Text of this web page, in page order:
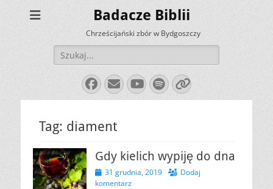
Badacze Biblii
Chrześcijański zbór w Bydgoszczy
Szukaj:
Facebook
E-
mail
YouTube
Spotify
Link
Tag: diament
Gdy kielich wypiję do dna
Opublikowano
31 grudnia, 2019
Dodaj
komentarz